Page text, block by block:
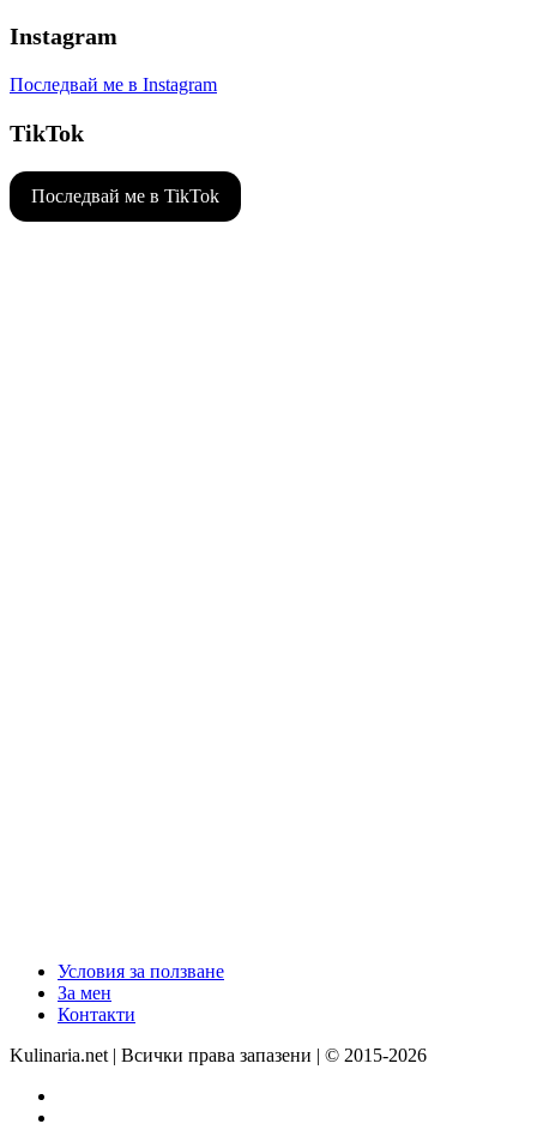
Instagram
Последвай ме в Instagram
TikTok
Последвай ме в TikTok
Условия за ползване
За мен
Контакти
Kulinaria.net | Всички права запазени | © 2015-2026